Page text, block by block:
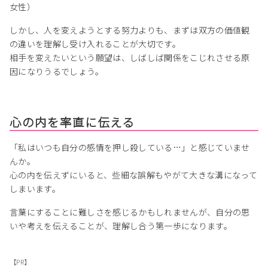
女性）
しかし、人を変えようとする努力よりも、まずは双方の価値観
の違いを理解し受け入れることが大切です。
相手を変えたいという願望は、しばしば関係をこじれさせる原
因になりうるでしょう。
心の内を率直に伝える
「私はいつも自分の感情を押し殺している…」と感じていませ
んか。
心の内を伝えずにいると、些細な誤解もやがて大きな溝になって
しまいます。
言葉にすることに難しさを感じるかもしれませんが、自分の思
いや考えを伝えることが、理解し合う第一歩になります。
【PR】